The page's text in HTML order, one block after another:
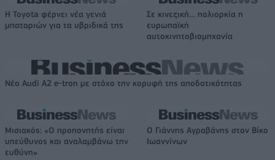
Η Toyota φέρνει νέα γενιά
μπαταριών για τα υβριδικά της
Σε κινεζική… πολιορκία η
ευρωπαϊκή
αυτοκινητοβιομηχανία
Νέο Audi A2 e-tron με στόχο την κορυφή της αποδοτικότητας
Μισιακός: «Ο προπονητής είναι
υπεύθυνος και αναλαμβάνω την
ευθύνη»
Ο Γιάννης Αγραβάνης στον Βίκο
Ιωαννίνων